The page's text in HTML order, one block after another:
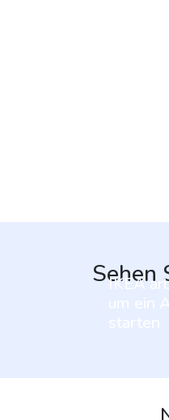
Sehen
IKEA